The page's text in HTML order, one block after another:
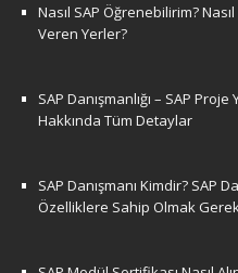
Nasıl SAP Öğrenebilirim?
Veren Yerler?
SAP Danışmanlığı – SAP
Hakkında Tüm Detaylar
SAP Danışmanı Kimdir? SAP
Özelliklere Sahip Olmak